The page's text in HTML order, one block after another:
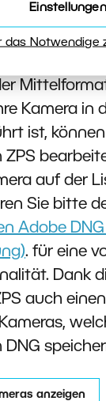
Einstellungen
das Notwendige
Zoner Studio
eine
Kamera in
ist, können
ZPS
auf der
Sie bitte
Adobe
. für eine
Dank
auch
DNG
anzeigen